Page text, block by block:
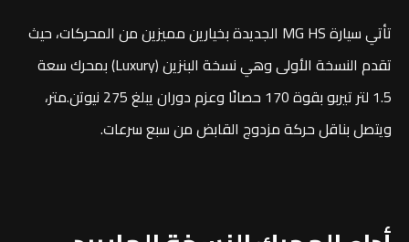
تأتي سيارة MG HS الجديدة بخيارين مميزين من المحركات، حيث
تقدم النسخة الأولى وهي نسخة البنزين (Luxury) بمحرك سعة
1.5 لتر تيربو بقوة 170 حصانًا وعزم دوران يبلغ 275 نيوتن.متر،
ويتصل بناقل حركة مزدوج القابض من سبع سرعات.